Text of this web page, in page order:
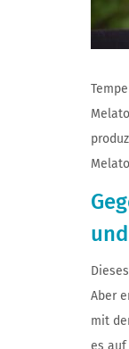
Aber
mit
es auf